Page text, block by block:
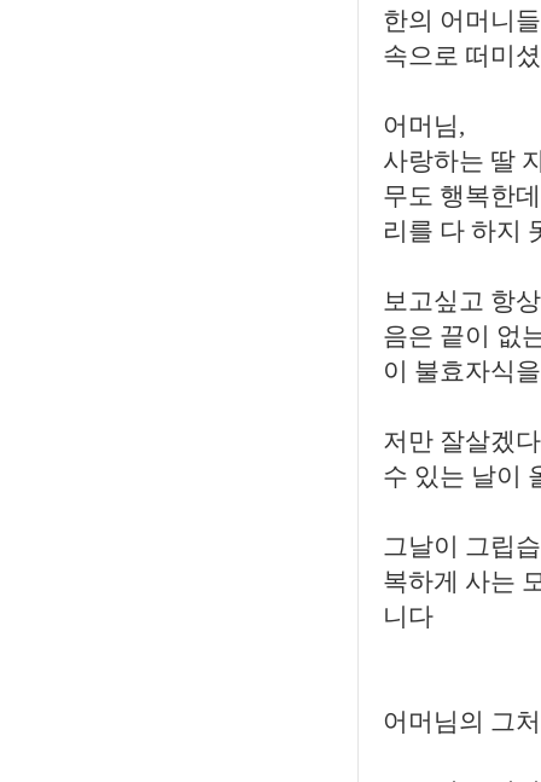
한의 어머니
속으로 떠미
어머님,
사랑하는 딸
무도 행복한
리를 다 하지
보고싶고 항
음은 끝이 없
이 불효자식
저만 잘살겠
수 있는 날이
그날이 그립
복하게 사는
니다
어머님의 그